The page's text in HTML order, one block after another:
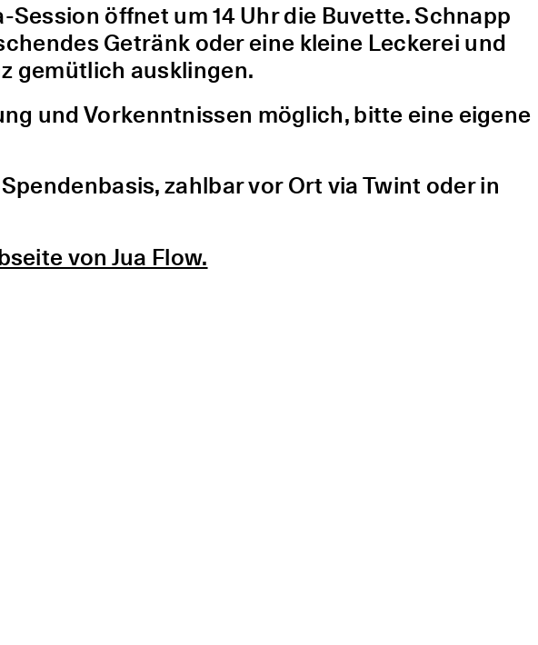
Session öffnet um 14 Uhr die Buvette. Schnapp
Getränk oder eine kleine Leckerei und
gemütlich ausklingen.
und Vorkenntnissen möglich, bitte eine eigene
zahlbar vor Ort via Twint oder in
von Jua Flow.